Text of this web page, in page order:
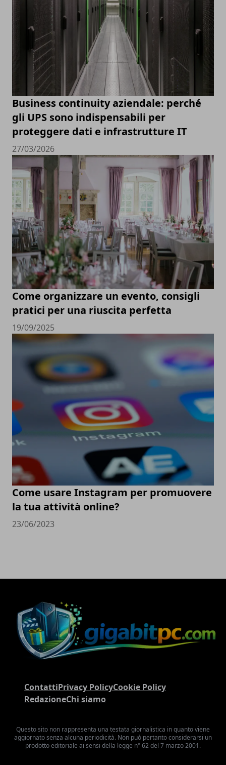
Business continuity aziendale: perché
gli UPS sono indispensabili per
proteggere dati e infrastrutture IT
27/03/2026
Come organizzare un evento, consigli
pratici per una riuscita perfetta
19/09/2025
Come usare Instagram per promuovere
la tua attività online?
23/06/2023
ContattiPrivacy PolicyCookie Policy
RedazioneChi siamo
Questo sito non rappresenta una testata giornalistica in quanto viene
aggiornato senza alcuna periodicità. Non può pertanto considerarsi un
prodotto editoriale ai sensi della legge n° 62 del 7 marzo 2001.